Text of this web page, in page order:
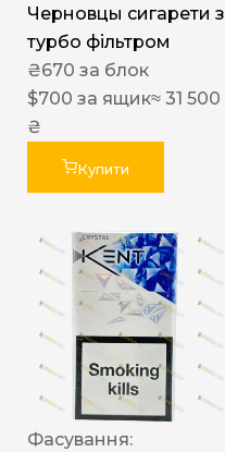
Черновцы сигарети з
турбо фільтром
₴670 за блок
$700 за ящик≈ 31 500
₴
Купити
Фасування: